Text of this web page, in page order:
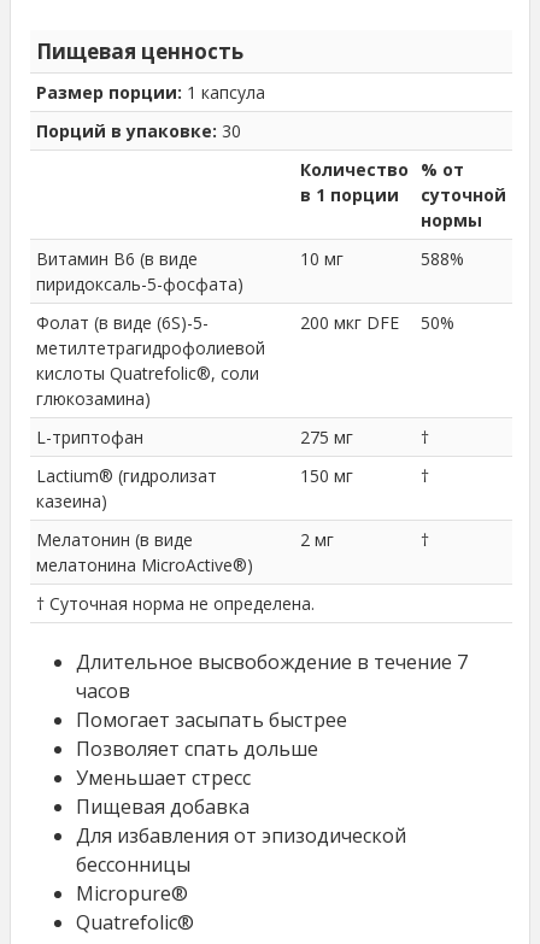
Пищевая ценность
Размер порции: 1 капсула
Порций в упаковке: 30
Количество
в 1 порции
% от
суточной
нормы
Витамин B6 (в виде
пиридоксаль-5-фосфата)
10 мг 588%
Фолат (в виде (6S)-5-
метилтетрагидрофолиевой
кислоты Quatrefolic®, соли
глюкозамина)
200 мкг DFE 50%
L-триптофан 275 мг
†
Lactium® (гидролизат
казеина)
150 мг †
Мелатонин (в виде
мелатонина MicroActive®)
2 мг †
† Суточная норма не определена.
Длительное высвобождение в течение 7
часов
Помогает засыпать быстрее
Позволяет спать дольше
Уменьшает стресс
Пищевая добавка
Для избавления от эпизодической
бессонницы
Micropure®
Quatrefolic®